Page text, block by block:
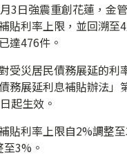
3日強震重創花蓮，
貼利率上限，並回溯
達476件。
受災居民債務展延的
務展延利息補貼辦法
起生效。
貼利率上限自2%調整
3%。